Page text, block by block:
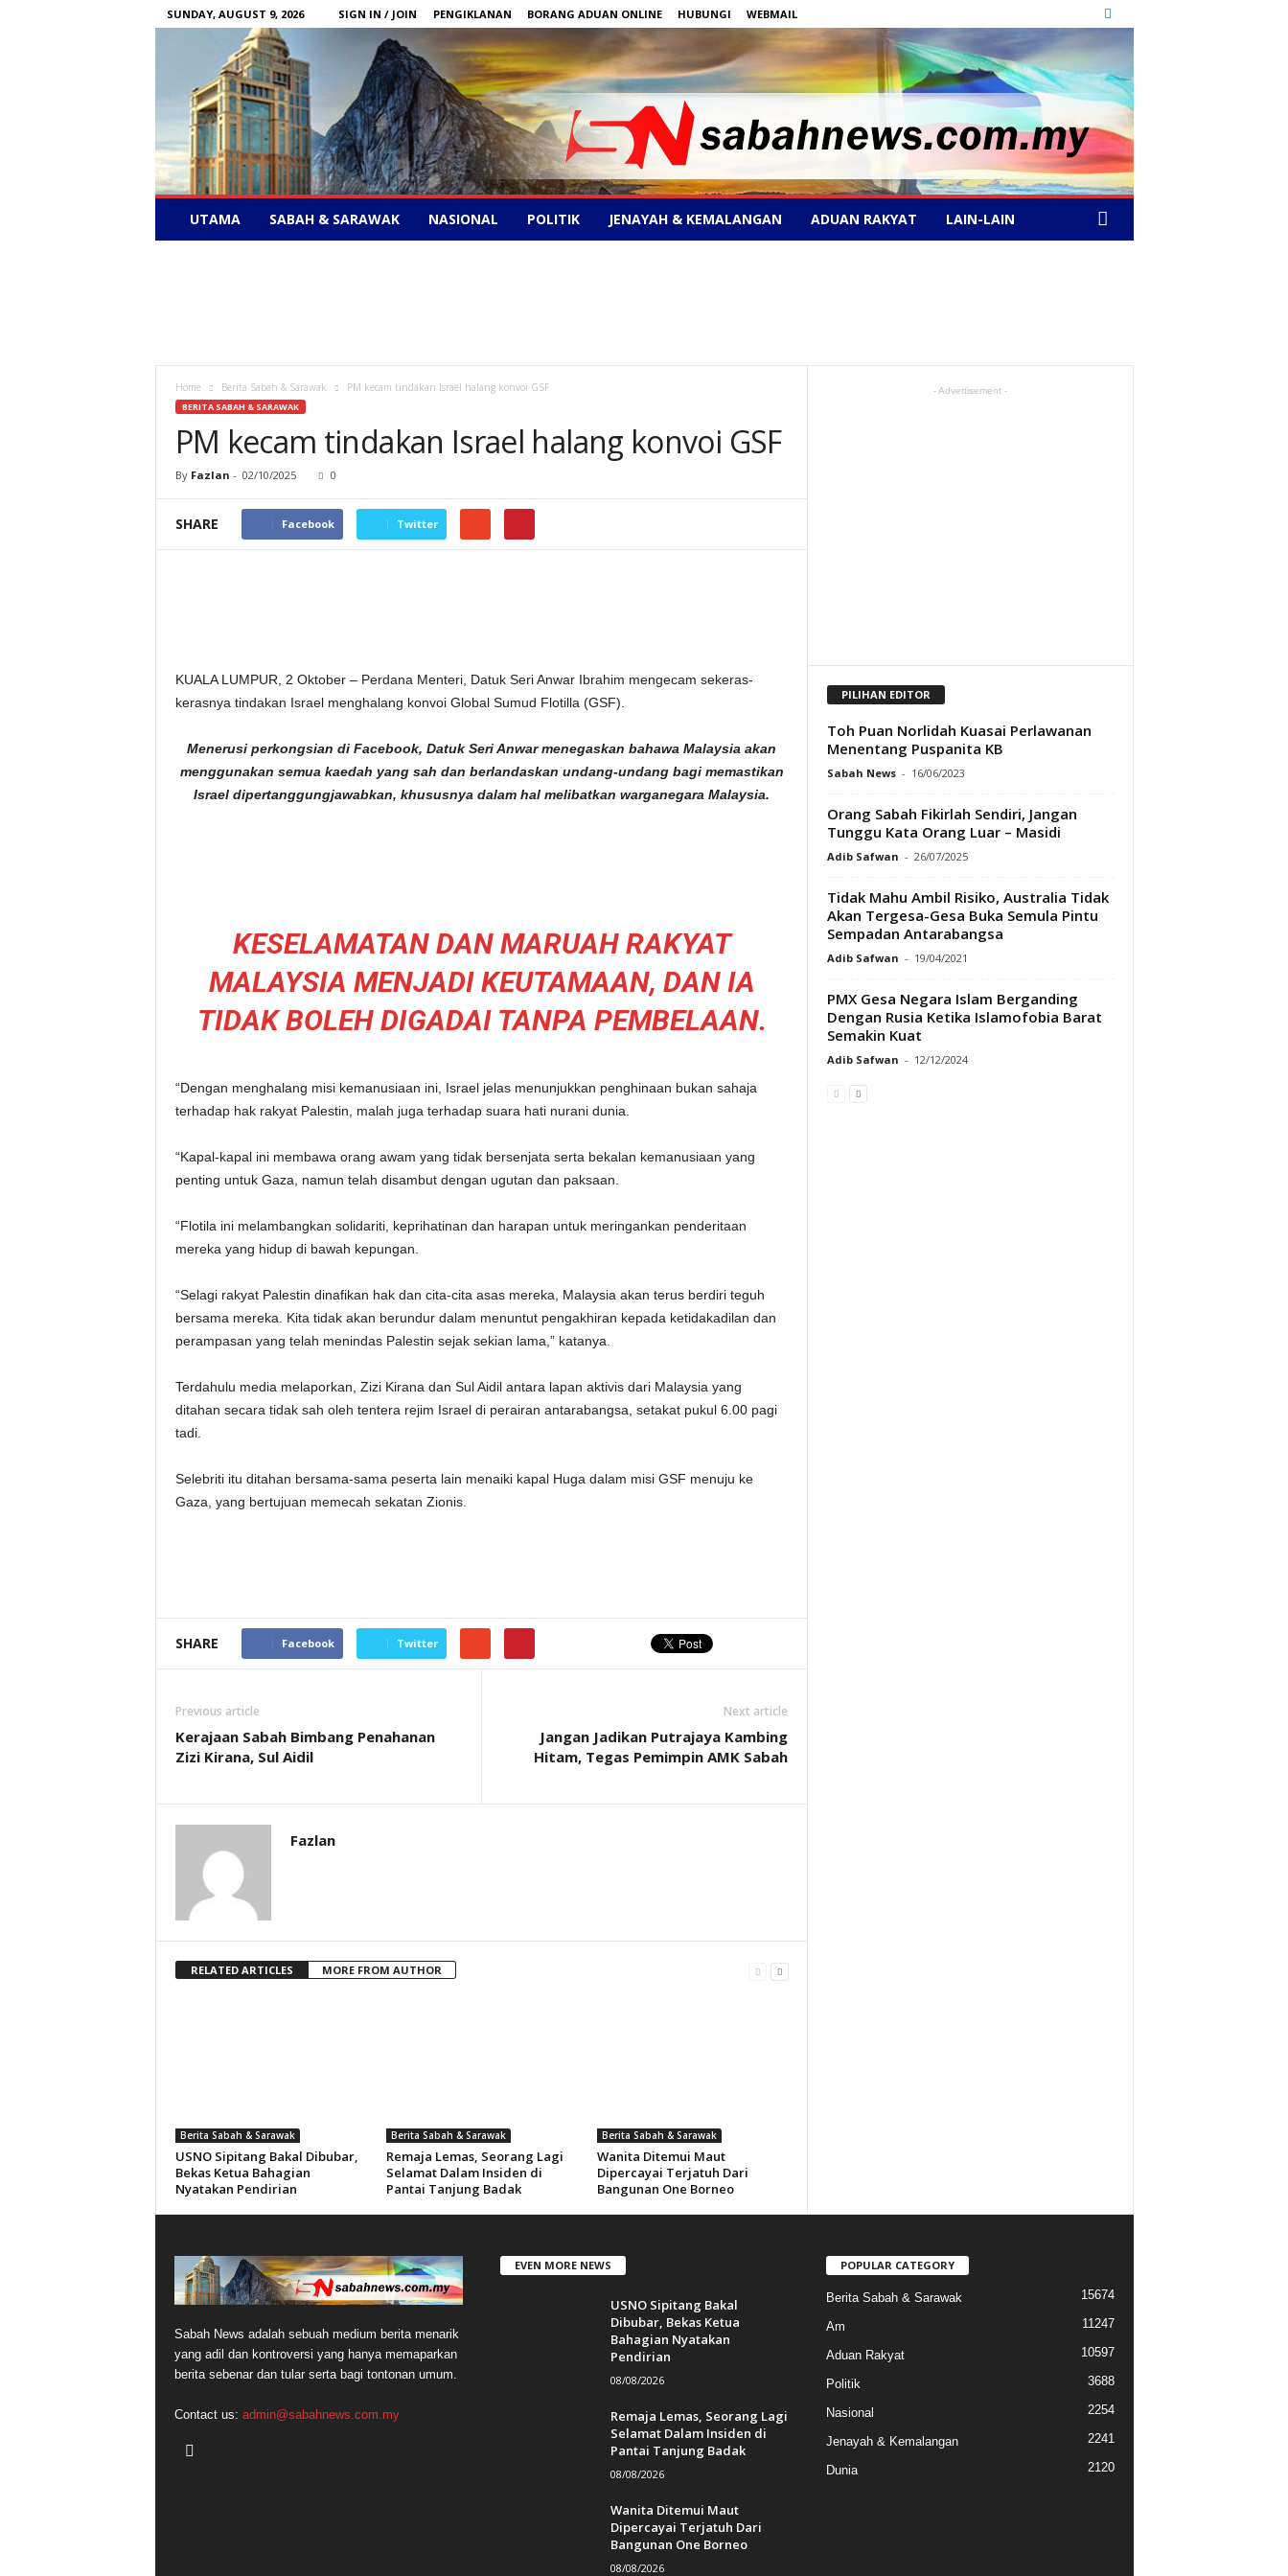
SUNDAY, AUGUST 9, 2026 SIGN IN / JOIN PENGIKLANAN BORANG ADUAN ONLINE HUBUNGI WEBMAIL
–
UTAMA SABAH & SARAWAK NASIONAL POLITIK JENAYAH & KEMALANGAN ADUAN RAKYAT LAIN-LAIN
Home Berita Sabah & Sarawak PM kecam tindakan Israel halang konvoi GSF
BERITA SABAH & SARAWAK
PM kecam tindakan Israel halang konvoi GSF
By Fazlan - 02/10/2025 0
SHARE Facebook Twitter
KUALA LUMPUR, 2 Oktober – Perdana Menteri, Datuk Seri Anwar Ibrahim mengecam sekeras-
kerasnya tindakan Israel menghalang konvoi Global Sumud Flotilla (GSF).
Menerusi perkongsian di Facebook, Datuk Seri Anwar menegaskan bahawa Malaysia akan
menggunakan semua kaedah yang sah dan berlandaskan undang-undang bagi memastikan
Israel dipertanggungjawabkan, khususnya dalam hal melibatkan warganegara Malaysia.
KESELAMATAN DAN MARUAH RAKYAT
MALAYSIA MENJADI KEUTAMAAN, DAN IA
TIDAK BOLEH DIGADAI TANPA PEMBELAAN.
“Dengan menghalang misi kemanusiaan ini, Israel jelas menunjukkan penghinaan bukan sahaja
terhadap hak rakyat Palestin, malah juga terhadap suara hati nurani dunia.
“Kapal-kapal ini membawa orang awam yang tidak bersenjata serta bekalan kemanusiaan yang
penting untuk Gaza, namun telah disambut dengan ugutan dan paksaan.
“Flotila ini melambangkan solidariti, keprihatinan dan harapan untuk meringankan penderitaan
mereka yang hidup di bawah kepungan.
“Selagi rakyat Palestin dinafikan hak dan cita-cita asas mereka, Malaysia akan terus berdiri teguh
bersama mereka. Kita tidak akan berundur dalam menuntut pengakhiran kepada ketidakadilan dan
perampasan yang telah menindas Palestin sejak sekian lama,” katanya.
Terdahulu media melaporkan, Zizi Kirana dan Sul Aidil antara lapan aktivis dari Malaysia yang
ditahan secara tidak sah oleh tentera rejim Israel di perairan antarabangsa, setakat pukul 6.00 pagi
tadi.
Selebriti itu ditahan bersama-sama peserta lain menaiki kapal Huga dalam misi GSF menuju ke
Gaza, yang bertujuan memecah sekatan Zionis.
SHARE Facebook Twitter
Previous article
Kerajaan Sabah Bimbang Penahanan
Zizi Kirana, Sul Aidil
Next article
Jangan Jadikan Putrajaya Kambing
Hitam, Tegas Pemimpin AMK Sabah
Fazlan
RELATED ARTICLES MORE FROM AUTHOR
Berita Sabah & Sarawak
USNO Sipitang Bakal Dibubar,
Bekas Ketua Bahagian
Nyatakan Pendirian
Berita Sabah & Sarawak
Remaja Lemas, Seorang Lagi
Selamat Dalam Insiden di
Pantai Tanjung Badak
Berita Sabah & Sarawak
Wanita Ditemui Maut
Dipercayai Terjatuh Dari
Bangunan One Borneo
- Advertisement -
PILIHAN EDITOR
Toh Puan Norlidah Kuasai Perlawanan
Menentang Puspanita KB
Sabah News - 16/06/2023
Orang Sabah Fikirlah Sendiri, Jangan
Tunggu Kata Orang Luar – Masidi
Adib Safwan - 26/07/2025
Tidak Mahu Ambil Risiko, Australia Tidak
Akan Tergesa-Gesa Buka Semula Pintu
Sempadan Antarabangsa
Adib Safwan - 19/04/2021
PMX Gesa Negara Islam Berganding
Dengan Rusia Ketika Islamofobia Barat
Semakin Kuat
Adib Safwan - 12/12/2024
Sabah News adalah sebuah medium berita menarik
yang adil dan kontroversi yang hanya memaparkan
berita sebenar dan tular serta bagi tontonan umum.
Contact us: admin@sabahnews.com.my
EVEN MORE NEWS
USNO Sipitang Bakal
Dibubar, Bekas Ketua
Bahagian Nyatakan
Pendirian
08/08/2026
Remaja Lemas, Seorang Lagi
Selamat Dalam Insiden di
Pantai Tanjung Badak
08/08/2026
Wanita Ditemui Maut
Dipercayai Terjatuh Dari
Bangunan One Borneo
08/08/2026
POPULAR CATEGORY
Berita Sabah & Sarawak 15674
Am 11247
Aduan Rakyat 10597
Politik 3688
Nasional 2254
Jenayah & Kemalangan 2241
Dunia 2120